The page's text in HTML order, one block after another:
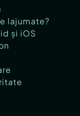
lajumate?
și iOS